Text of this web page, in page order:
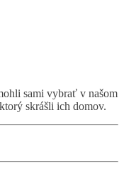
sami vybrať v našom
skrášli ich domov.